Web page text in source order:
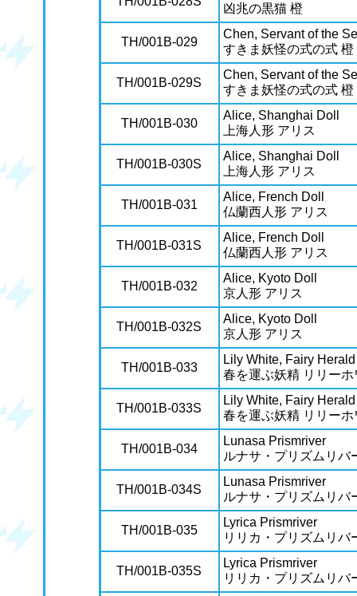
凶兆の黒猫 橙
TH/001B-029
Chen, Servant of the
すきま妖怪の式の式 橙
TH/001B-029S
Chen, Servant of the
すきま妖怪の式の式 橙
TH/001B-030
Alice, Shanghai Doll
上海人形 アリス
TH/001B-030S
Alice, Shanghai Doll
上海人形 アリス
TH/001B-031
Alice, French Doll
仏蘭西人形 アリス
TH/001B-031S
Alice, French Doll
仏蘭西人形 アリス
TH/001B-032
Alice, Kyoto Doll
京人形 アリス
TH/001B-032S
Alice, Kyoto Doll
京人形 アリス
TH/001B-033
Lily White, Fairy
春を運ぶ妖精 リリー
TH/001B-033S
Lily White, Fairy
春を運ぶ妖精 リリー
TH/001B-034
Lunasa Prismriver
ルナサ・プリズムリバ
TH/001B-034S
Lunasa Prismriver
ルナサ・プリズムリバ
TH/001B-035
Lyrica Prismriver
リリカ・プリズムリバ
TH/001B-035S
Lyrica Prismriver
リリカ・プリズムリバ